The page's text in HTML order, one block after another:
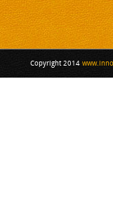
Copyright 2014